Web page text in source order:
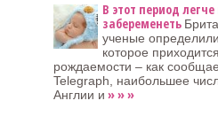
В этот период легче
забеременеть
ученые
которое
рождаемости – как
Telegraph, наибольшее
Англии и » » »